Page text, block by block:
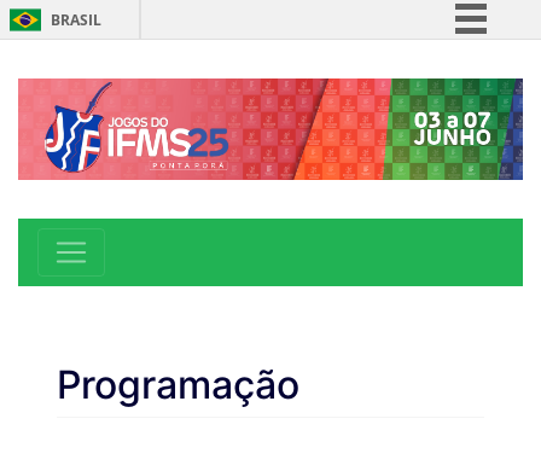
BRASIL
Comunica BR
Participe
Acesso à informação
Programação